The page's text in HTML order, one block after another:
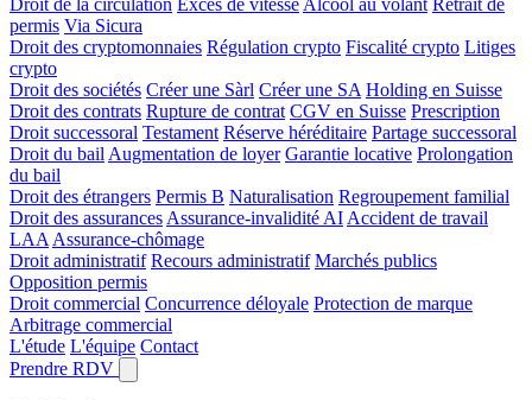
Droit de la circulation Excès de vitesse Alcool au volant Retrait de
permis Via Sicura
Droit des cryptomonnaies Régulation crypto Fiscalité crypto Litiges
crypto
Droit des sociétés Créer une Sàrl Créer une SA Holding en Suisse
Droit des contrats Rupture de contrat CGV en Suisse Prescription
Droit successoral Testament Réserve héréditaire Partage successoral
Droit du bail Augmentation de loyer Garantie locative Prolongation
du bail
Droit des étrangers Permis B Naturalisation Regroupement familial
Droit des assurances Assurance-invalidité AI Accident de travail
LAA Assurance-chômage
Droit administratif Recours administratif Marchés publics
Opposition permis
Droit commercial Concurrence déloyale Protection de marque
Arbitrage commercial
L'étude L'équipe Contact
Prendre RDV